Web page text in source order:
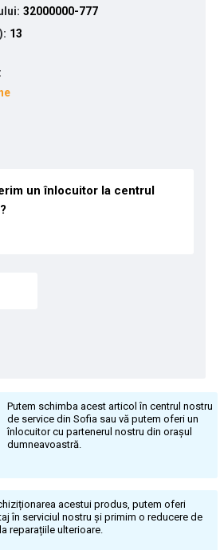
32000000-777
13
un înlocuitor la centrul
Putem schimba acest articol în centrul nostru
de service din Sofia sau vă putem oferi un
înlocuitor cu partenerul nostru din orașul
dumneavoastră.
acestui produs, putem oferi
în serviciul nostru și primim o reducere de
reparațiile ulterioare.